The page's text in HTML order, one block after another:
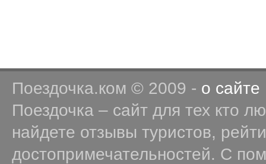
Поездочка.ком © 2009 - о сайте
Поездочка – сайт для тех кто
найдете отзывы туристов,
достопримечательностей. С